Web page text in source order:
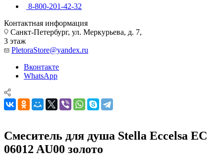
8-800-201-42-32
Контактная информация
Санкт-Петербург, ул. Меркурьева, д. 7,
3 этаж
PletoraStore@yandex.ru
Вконтакте
WhatsApp
Смеситель для душа Stella Eccelsa EC
06012 AU00 золото